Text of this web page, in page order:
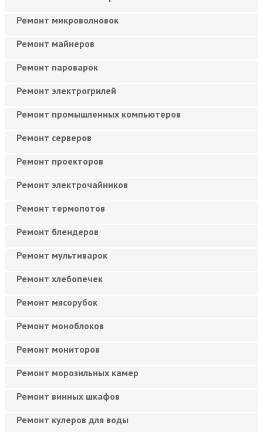
Ремонт микроволновок
Ремонт майнеров
Ремонт пароварок
Ремонт электрогрилей
Ремонт промышленных компьютеров
Ремонт серверов
Ремонт проекторов
Ремонт электрочайников
Ремонт термопотов
Ремонт блендеров
Ремонт мультиварок
Ремонт хлебопечек
Ремонт мясорубок
Ремонт моноблоков
Ремонт мониторов
Ремонт морозильных камер
Ремонт винных шкафов
Ремонт кулеров для воды